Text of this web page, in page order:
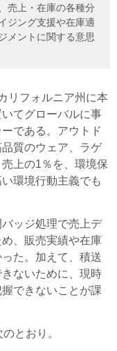
売上・在庫の各種分
ジング支援や在庫適
メントに関する意思
リフォルニア州に本
てグローバルに事
である。アウトド
質のウェア、ラゲ
上の1％を、環境保
環境行動主義でも
ッジ処理で売上デ
、販売実績や在庫
た。加えて、積送
ないために、現時
できないことが課
とおり。